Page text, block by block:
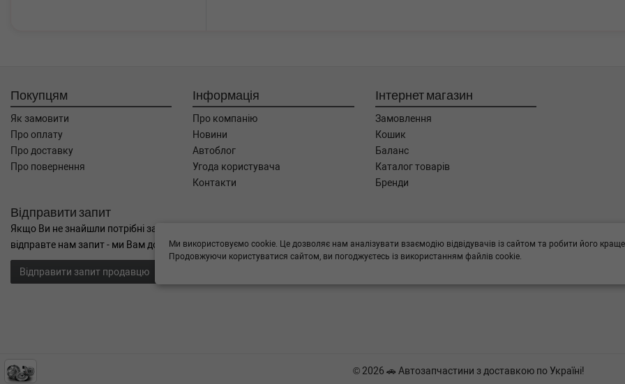
Покупцям
Як замовити
Про оплату
Про доставку
Про повернення
Інформація
Про компанію
Новини
Автоблог
Угода користувача
Контакти
Інтернет магазин
Замовлення
Кошик
Баланс
Каталог товарів
Бренди
Відправити запит
Якщо Ви не знайшли потрібні запчастини, або Вам потрібна допомога в підборі,
відправте нам запит - ми Вам допоможемо
Відправити запит продавцю
© 2026 🚗 Автозапчастини з доставкою по Україні!
Ми використовуємо cookie. Це дозволяє нам аналізувати взаємодію відвідувачів із сайтом та робити його
Продовжуючи користуватися сайтом, ви погоджуєтесь із використанням файлів cookie.